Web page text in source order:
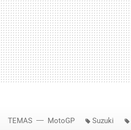
TEMAS MotoGP Suzuki